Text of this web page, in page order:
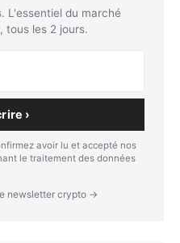
L'essentiel du marché
tous les 2 jours.
›
avoir lu et accepté nos
le traitement des données
newsletter crypto →